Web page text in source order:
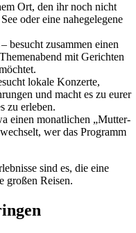
Ort, den ihr noch nicht
oder eine nahegelegene
– besucht zusammen einen
mit Gerichten
lokale Konzerte,
und macht es zu eurer
zu erleben.
einen monatlichen „Mutter-
wer das Programm
sind es, die eine
großen Reisen.